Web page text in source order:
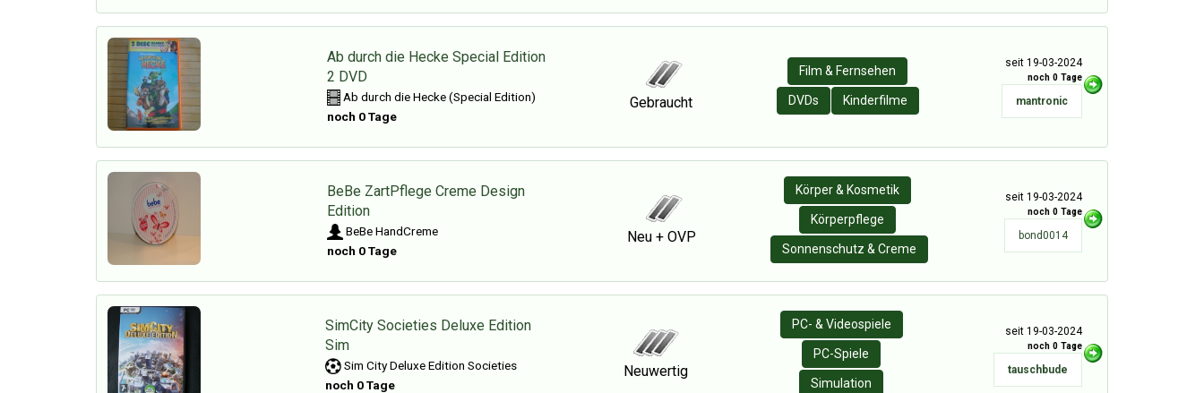
Ab durch die Hecke Special Edition
2 DVD
Ab durch die Hecke (Special Edition)
noch 0 Tage
Gebraucht
Film & Fernsehen
DVDs Kinderfilme
seit 19-03-2024
noch 0 Tage
mantronic
BeBe ZartPflege Creme Design
Edition
BeBe HandCreme
noch 0 Tage
Neu + OVP
Körper & Kosmetik
Körperpflege
Sonnenschutz & Creme
seit 19-03-2024
noch 0 Tage
bond0014
SimCity Societies Deluxe Edition
Sim
Sim City Deluxe Edition Societies
noch 0 Tage
Neuwertig
PC- & Videospiele
PC-Spiele
Simulation
seit 19-03-2024
noch 0 Tage
tauschbude